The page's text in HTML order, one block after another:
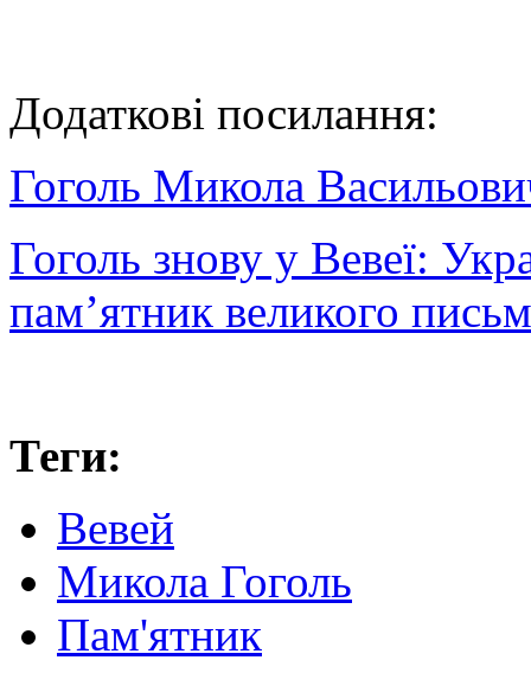
Додаткові посилання:
Гоголь Микола
Гоголь знову у Вевеї:
пам’ятник великого
Теги:
Вевей
Микола Гоголь
Пам'ятник